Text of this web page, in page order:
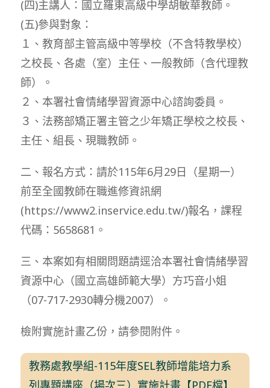
(四)主講人：國立羅東高級中學胡敏華教師。
(五)參與對象：
１、教育部主管高級中等學校（不含特教學校）
之校長、各處（室）主任、一般教師（含代理教
師）。
２、本署社會情緒學習資源中心諮詢委員。
３、法務部矯正署主管之少年矯正學校之校長、
主任、組長、現職教師。
二、報名方式：請於115年6月29日（星期一）
前至全國教師在職進修資訊網
(https://www2.inservice.edu.tw/)報名，課程
代碼：5658681。
三、本案如有相關問題請逕洽本署社會情緒學習
資源中心（國立高雄師範大學）方巧音小姐
（07-717-2930轉分機2007）。
檢附實施計畫乙份，請參閱附件。
教務處教學組-115年度SEL教師增能培力系
列專題講座（場次三）實施計畫【PDF檔】